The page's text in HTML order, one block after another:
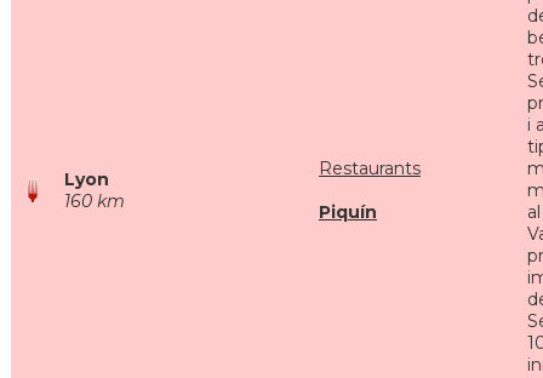
Lyon
160 km
Restaurants
Piquín
i